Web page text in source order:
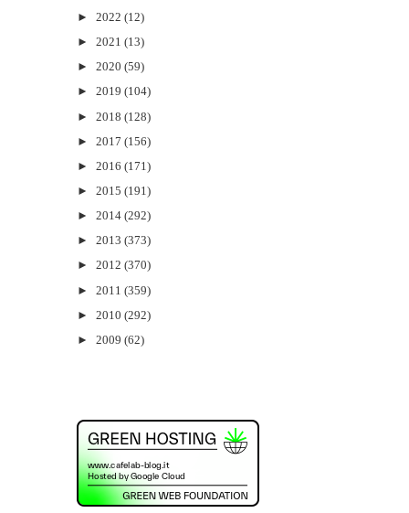
► 2022 (12)
► 2021 (13)
► 2020 (59)
► 2019 (104)
► 2018 (128)
► 2017 (156)
► 2016 (171)
► 2015 (191)
► 2014 (292)
► 2013 (373)
► 2012 (370)
► 2011 (359)
► 2010 (292)
► 2009 (62)